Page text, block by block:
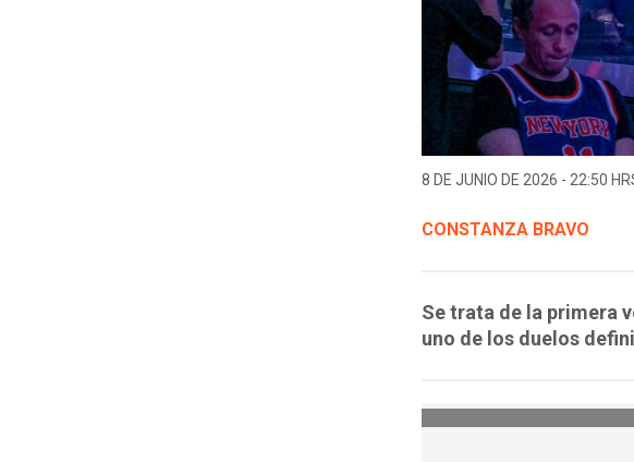
8 DE JUNIO DE 2026 - 22:50
CONSTANZA BRAVO
Se trata de la primera
uno de los duelos